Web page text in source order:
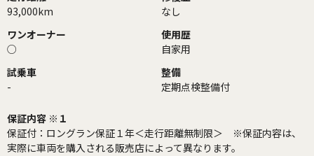
93,000km
なし
ワンオーナー
○
使用歴
自家用
試乗車
-
整備
定期点検整備付
保証内容 ※１
保証付：ロングラン保証１年＜走行距離無制限＞ ※保証内容は、
実際に車両を購入される販売店によって異なります。